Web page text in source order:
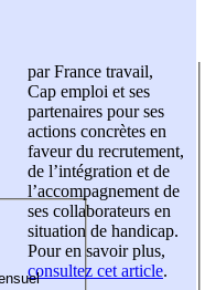
par France travail,
Cap emploi et ses
partenaires pour ses
actions concrètes en
faveur du recrutement,
de l’intégration et de
l’accompagnement de
ses collaborateurs en
situation de handicap.
Pour en savoir plus,
consultez cet article.